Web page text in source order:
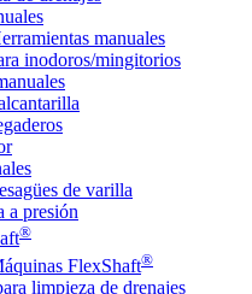
manuales
inodoros/mingitorios
de varilla
a presión
®
FlexShaft®
limpieza de drenajes